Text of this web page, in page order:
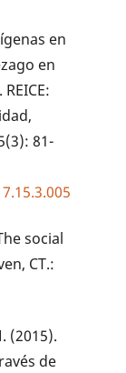
en
en
81-
social
CT.:
(2015).
de